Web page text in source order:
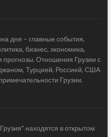
дня – главные события,
бизнес, экономика,
прогнозы. Отношения Грузии с
Турцией, Россией, США
Грузии.
находятся в открытом